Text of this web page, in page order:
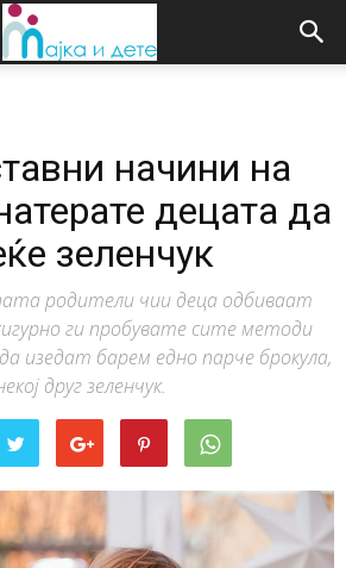
начини на
децата да
зеленчук
родители чии деца одбиваат
ги пробувате сите методи
изедат барем едно парче брокула,
друг зеленчук.